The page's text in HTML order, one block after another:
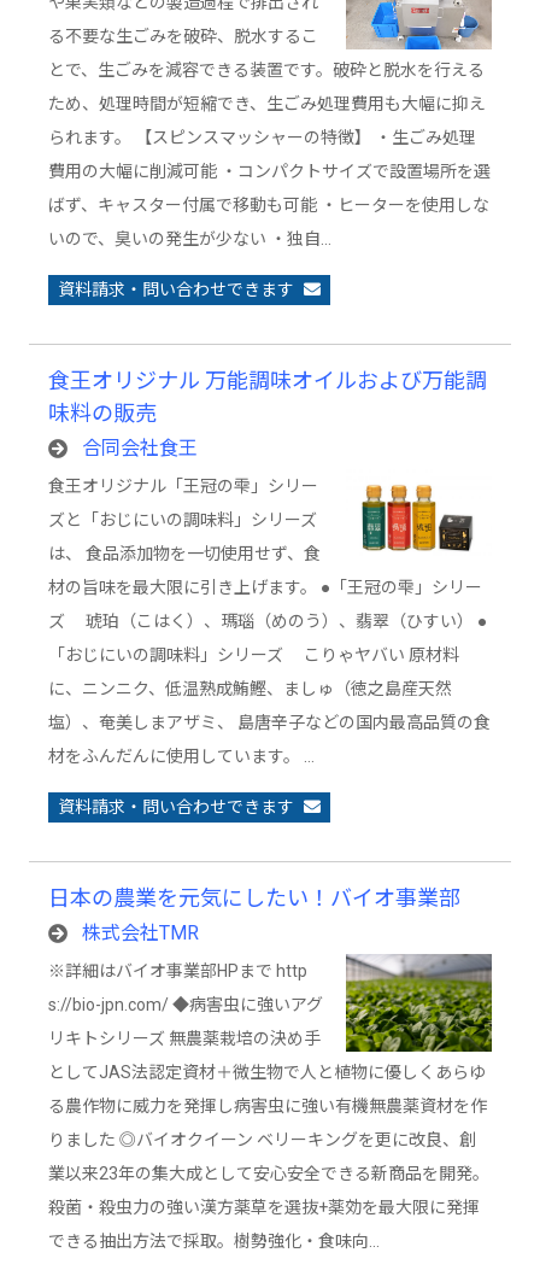
る不要な生ごみを破砕、脱水するこ
とで、生ごみを減容できる装置です。破砕と脱水を行える
ため、処理時間が短縮でき、生ごみ処理費用も大幅に抑え
られます。 【スピンスマッシャーの特徴】 ・生ごみ処理
費用の大幅に削減可能 ・コンパクトサイズで設置場所を選
ばず、キャスター付属で移動も可能 ・ヒーターを使用しな
いので、臭いの発生が少ない ・独自…
資料請求・問い合わせできます
食王オリジナル 万能調味オイルおよび万能調
味料の販売
合同会社食王
食王オリジナル「王冠の雫」シリー
ズと「おじにいの調味料」シリーズ
は、 食品添加物を一切使用せず、食
材の旨味を最大限に引き上げます。 ●「王冠の雫」シリー
ズ 琥珀（こはく）、瑪瑙（めのう）、翡翠（ひすい） ●
「おじにいの調味料」シリーズ こりゃヤバい 原材料
に、ニンニク、低温熟成鮪鰹、ましゅ（徳之島産天然
塩）、奄美しまアザミ、 島唐辛子などの国内最高品質の食
材をふんだんに使用しています。 …
資料請求・問い合わせできます
日本の農業を元気にしたい！バイオ事業部
株式会社TMR
※詳細はバイオ事業部HPまで http
s://bio-jpn.com/ ◆病害虫に強いアグ
リキトシリーズ 無農薬栽培の決め手
としてJAS法認定資材＋微生物で人と植物に優しくあらゆ
る農作物に威力を発揮し病害虫に強い有機無農薬資材を作
りました ◎バイオクイーン ベリーキングを更に改良、創
業以来23年の集大成として安心安全できる新商品を開発。
殺菌・殺虫力の強い漢方薬草を選抜+薬効を最大限に発揮
できる抽出方法で採取。樹勢強化・食味向…